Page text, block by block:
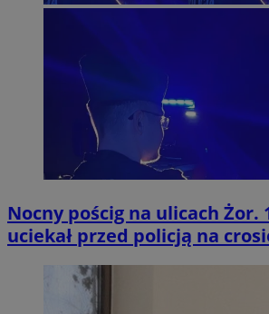
Nocny pościg na ulicach Żor.
uciekał przed policją na